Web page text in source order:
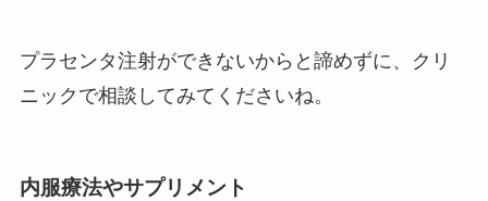
プラセンタ注射ができないからと諦めずに、クリ
ニックで相談してみてくださいね。
内服療法やサプリメント